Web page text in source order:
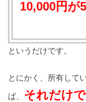
10,000円が
というだけです。
とにかく、所有して
ば、 それだけ